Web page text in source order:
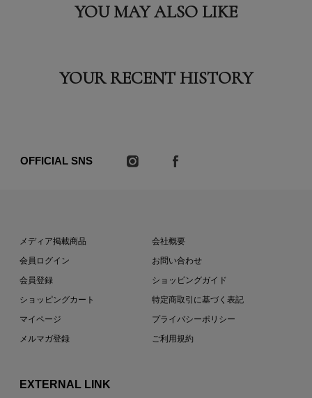
YOU MAY ALSO LIKE
YOUR RECENT HISTORY
OFFICIAL SNS
メディア掲載商品
会員ログイン
会員登録
ショッピングカート
マイページ
メルマガ登録
会社概要
お問い合わせ
ショッピングガイド
特定商取引に基づく表記
プライバシーポリシー
ご利用規約
EXTERNAL LINK